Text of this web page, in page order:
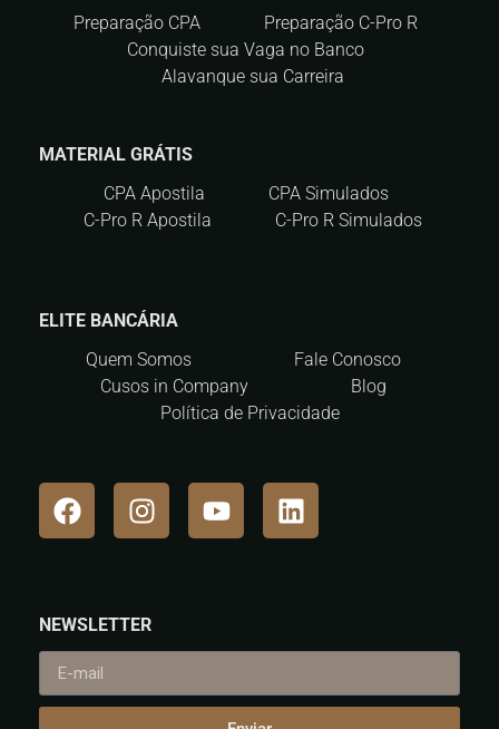
Preparação CPA
Preparação C-Pro R
Conquiste sua Vaga no Banco
Alavanque sua Carreira
MATERIAL GRÁTIS
CPA Apostila
CPA Simulados
C-Pro R Apostila
C-Pro R Simulados
ELITE BANCÁRIA
Quem Somos
Fale Conosco
Cusos in Company
Blog
Política de Privacidade
NEWSLETTER